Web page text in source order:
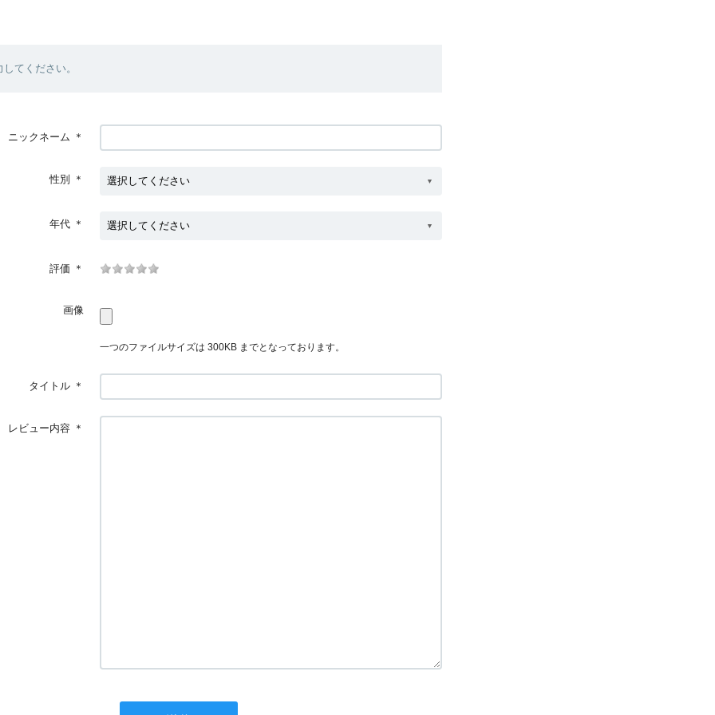
てください。
ニックネーム ＊
性別 ＊
年代 ＊
評価 ＊
画像
一つのファイルサイズは 300KB までとなっております。
タイトル ＊
レビュー内容 ＊